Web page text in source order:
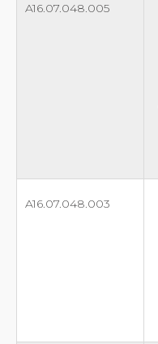
A16.07.048.005
A16.07.048.003